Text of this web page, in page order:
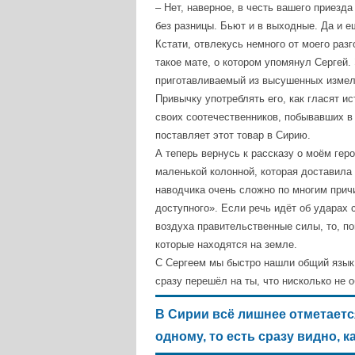
– Нет, наверное, в честь вашего
без разницы. Бьют и в выходные. Да и
Кстати, отвлекусь немного от моего
такое мате, о котором упомянул
приготавливаемый из высушенных
Привычку употреблять его, как гласят
своих соотечественников, побывавших
поставляет этот товар в Сирию.
А теперь вернусь к рассказу о моём
маленькой колонной, которая
наводчика очень сложно по многим
доступного». Если речь идёт об
воздуха правительственные силы, то,
которые находятся на земле.
С Сергеем мы быстро нашли общий
сразу перешёл на ты, что нисколько не
В Сирии всё лишнее
одному, то есть сразу видно,